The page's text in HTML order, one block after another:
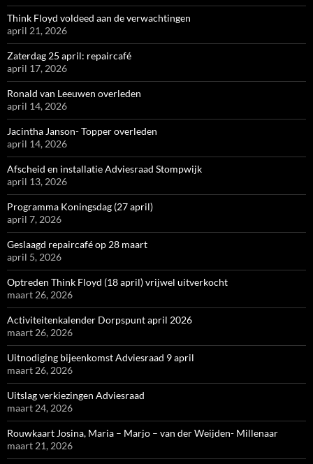
Think Floyd voldeed aan de verwachtingen
april 21, 2026
Zaterdag 25 april: repaircafé
april 17, 2026
Ronald van Leeuwen overleden
april 14, 2026
Jacintha Janson- Topper overleden
april 14, 2026
Afscheid en installatie Adviesraad Stompwijk
april 13, 2026
Programma Koningsdag (27 april)
april 7, 2026
Geslaagd repaircafé op 28 maart
april 5, 2026
Optreden Think Floyd (18 april) vrijwel uitverkocht
maart 26, 2026
Activiteitenkalender Dorpspunt april 2026
maart 26, 2026
Uitnodiging bijeenkomst Adviesraad 9 april
maart 26, 2026
Uitslag verkiezingen Adviesraad
maart 24, 2026
Rouwkaart Josina, Maria – Marjo – van der Weijden- Millenaar
maart 21, 2026